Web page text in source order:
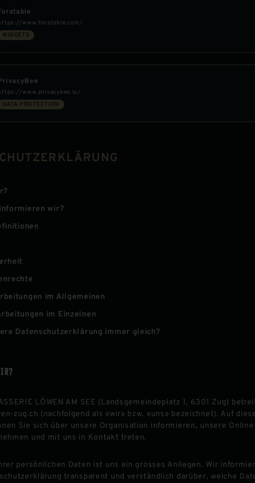
www.foratable.com/
WIDGETS
www.privacybee.io/
DATA PROTECTION
wir?
im Allgemeinen
im Einzelnen
Datenschutzerklärung immer gleich?
LÖWEN AM SEE ( Landsgemeindeplatz 1, 6301 Zug)
zug.ch (nachfolgend als «wir» bzw. «uns» bezeichnet). Auf
Sie sich über unsere Organisation informieren, unsere
und mit uns in Kontakt treten.
persönlichen Daten ist uns ein grosses Anliegen. Wir
transparent und verständlich darüber, welche